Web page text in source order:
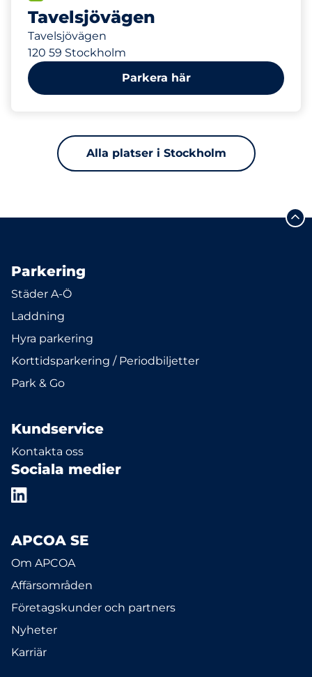
Tavelsjövägen
Tavelsjövägen
120 59 Stockholm
Parkera här
Alla platser i Stockholm
Parkering
Städer A-Ö
Laddning
Hyra parkering
Korttidsparkering / Periodbiljetter
Park & Go
Kundservice
Kontakta oss
Sociala medier
APCOA SE
Om APCOA
Affärsområden
Företagskunder och partners
Nyheter
Karriär